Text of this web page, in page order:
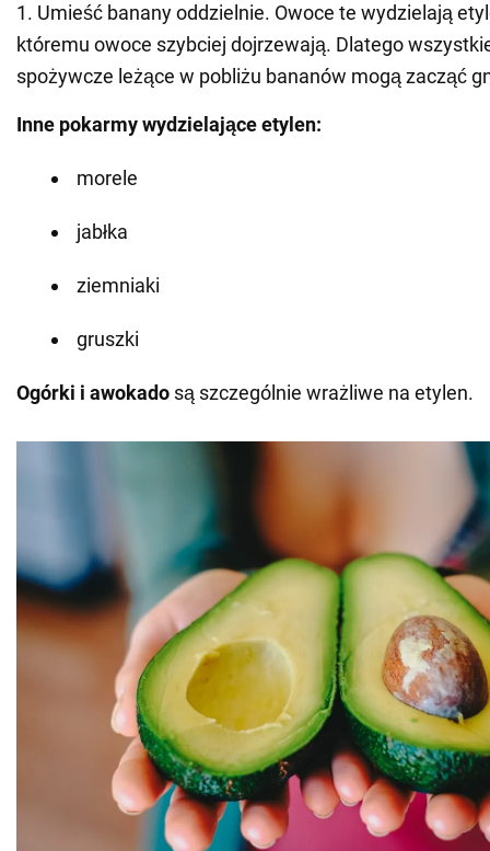
1. Umieść banany oddzielnie. Owoce te wydzielają
któremu owoce szybciej dojrzewają. Dlatego
spożywcze leżące w pobliżu bananów mogą zacząć
Inne pokarmy wydzielające etylen:
morele
jabłka
ziemniaki
gruszki
Ogórki i awokado są szczególnie wrażliwe na etylen.